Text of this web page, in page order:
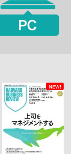
NEW!